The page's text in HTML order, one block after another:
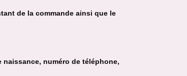
de la commande ainsi que le
numéro de téléphone,